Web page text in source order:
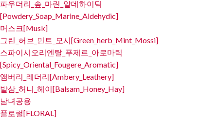
파우더리_솦_마린_알데하이딕
[Powdery_Soap_Marine_Aldehydic]
머스크[Musk]
그린_허브_민트_모시[Green_herb_Mint_Mossi]
스파이시오리엔탈_푸제르_아로마틱
[Spicy_Oriental_Fougere_Aromatic]
앰버리_레더리[Ambery_Leathery]
발삼_허니_헤이[Balsam_Honey_Hay]
남녀공용
플로럴[FLORAL]